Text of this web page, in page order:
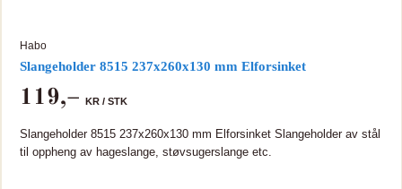
Habo
Slangeholder 8515 237x260x130 mm Elforsinket
119,– KR / STK
Slangeholder 8515 237x260x130 mm Elforsinket Slangeholder av stål
til oppheng av hageslange, støvsugerslange etc.